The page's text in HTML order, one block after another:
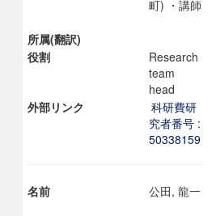
町) ・講師
所属(翻訳)
役割
Research
team
head
外部リンク
科研費研
究者番号 :
50338159
名前 公田, 龍一